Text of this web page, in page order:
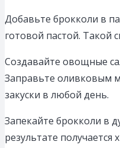
Добавьте брокколи в
готовой пастой. Такой
Создавайте овощные
Заправьте оливковым
закуски в любой день.
Запекайте брокколи в
результате получается